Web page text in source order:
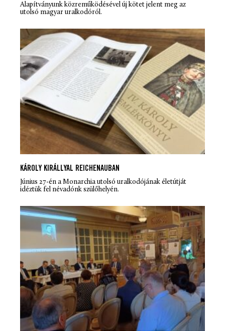
Alapítványunk közreműködésével új kötet jelent meg az
utolsó magyar uralkodóról.
KÁROLY KIRÁLLYAL REICHENAUBAN
Június 27-én a Monarchia utolsó uralkodójának életútját
idéztük fel névadónk szülőhelyén.